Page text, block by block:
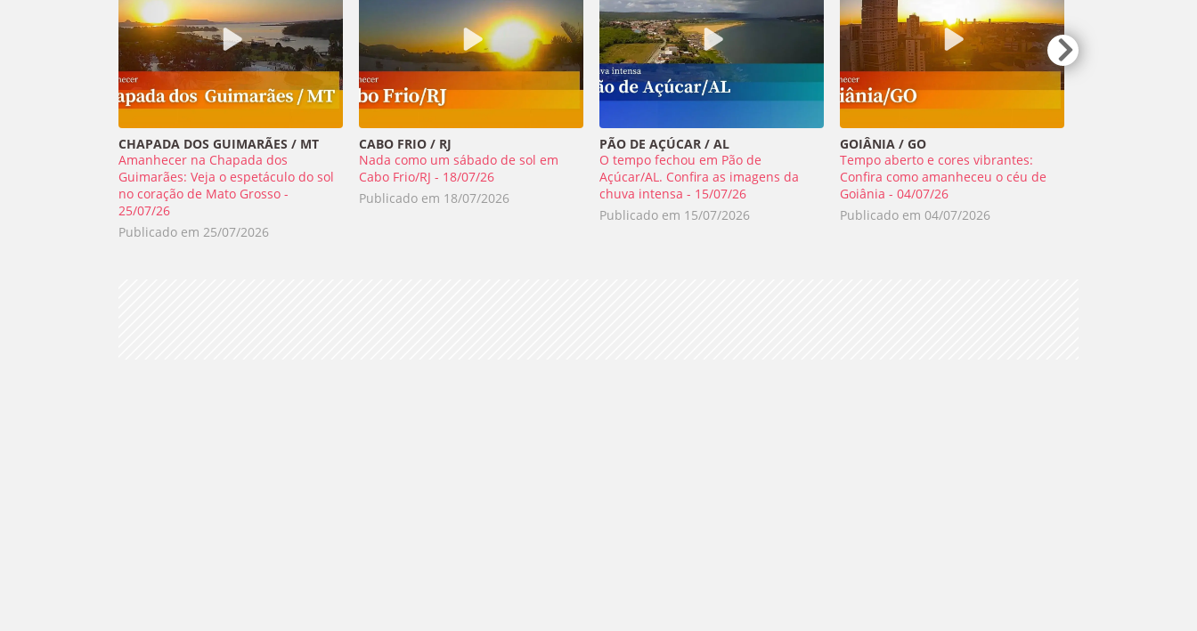
CHAPADA DOS GUIMARÃES / MT
Amanhecer na Chapada dos
Guimarães: Veja o espetáculo do sol
no coração de Mato Grosso -
25/07/26
Publicado em 25/07/2026
CABO FRIO / RJ
Nada como um sábado de sol em
Cabo Frio/RJ - 18/07/26
Publicado em 18/07/2026
PÃO DE AÇÚCAR / AL
O tempo fechou em Pão de
Açúcar/AL. Confira as imagens da
chuva intensa - 15/07/26
Publicado em 15/07/2026
GOIÂNIA / GO
Tempo aberto e cores vibrantes:
Confira como amanheceu o céu de
Goiânia - 04/07/26
Publicado em 04/07/2026